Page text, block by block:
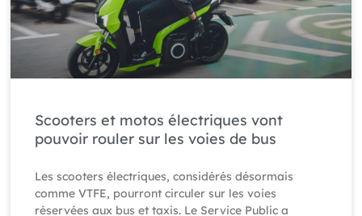
Scooters et motos électriques vont
pouvoir rouler sur les voies de bus
Les scooters électriques, considérés désormais
comme VTFE, pourront circuler sur les voies
réservées aux bus et taxis. Le Service Public a